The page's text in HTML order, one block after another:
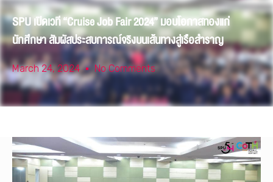
SPU เปิดเวที “Cruise Job Fair 2024” มอบโอกาสทองแก่
นักศึกษา สัมผัสประสบการณ์จริงบนเส้นทางสู่เรือสำราญ
March 24, 2024 No Comments